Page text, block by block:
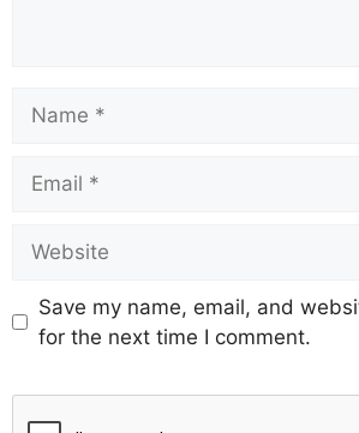
Save my name, email, and
for the next time I comment.